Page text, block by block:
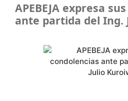
APEBEJA expresa
ante partida del Ing.